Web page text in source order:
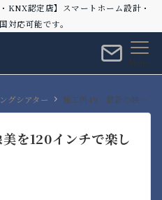
認定店】スマートホーム設計・
応可能です。
グシアター 施工例49 最新の映像美を120インチで楽しむリビングシアター
を120インチで楽し